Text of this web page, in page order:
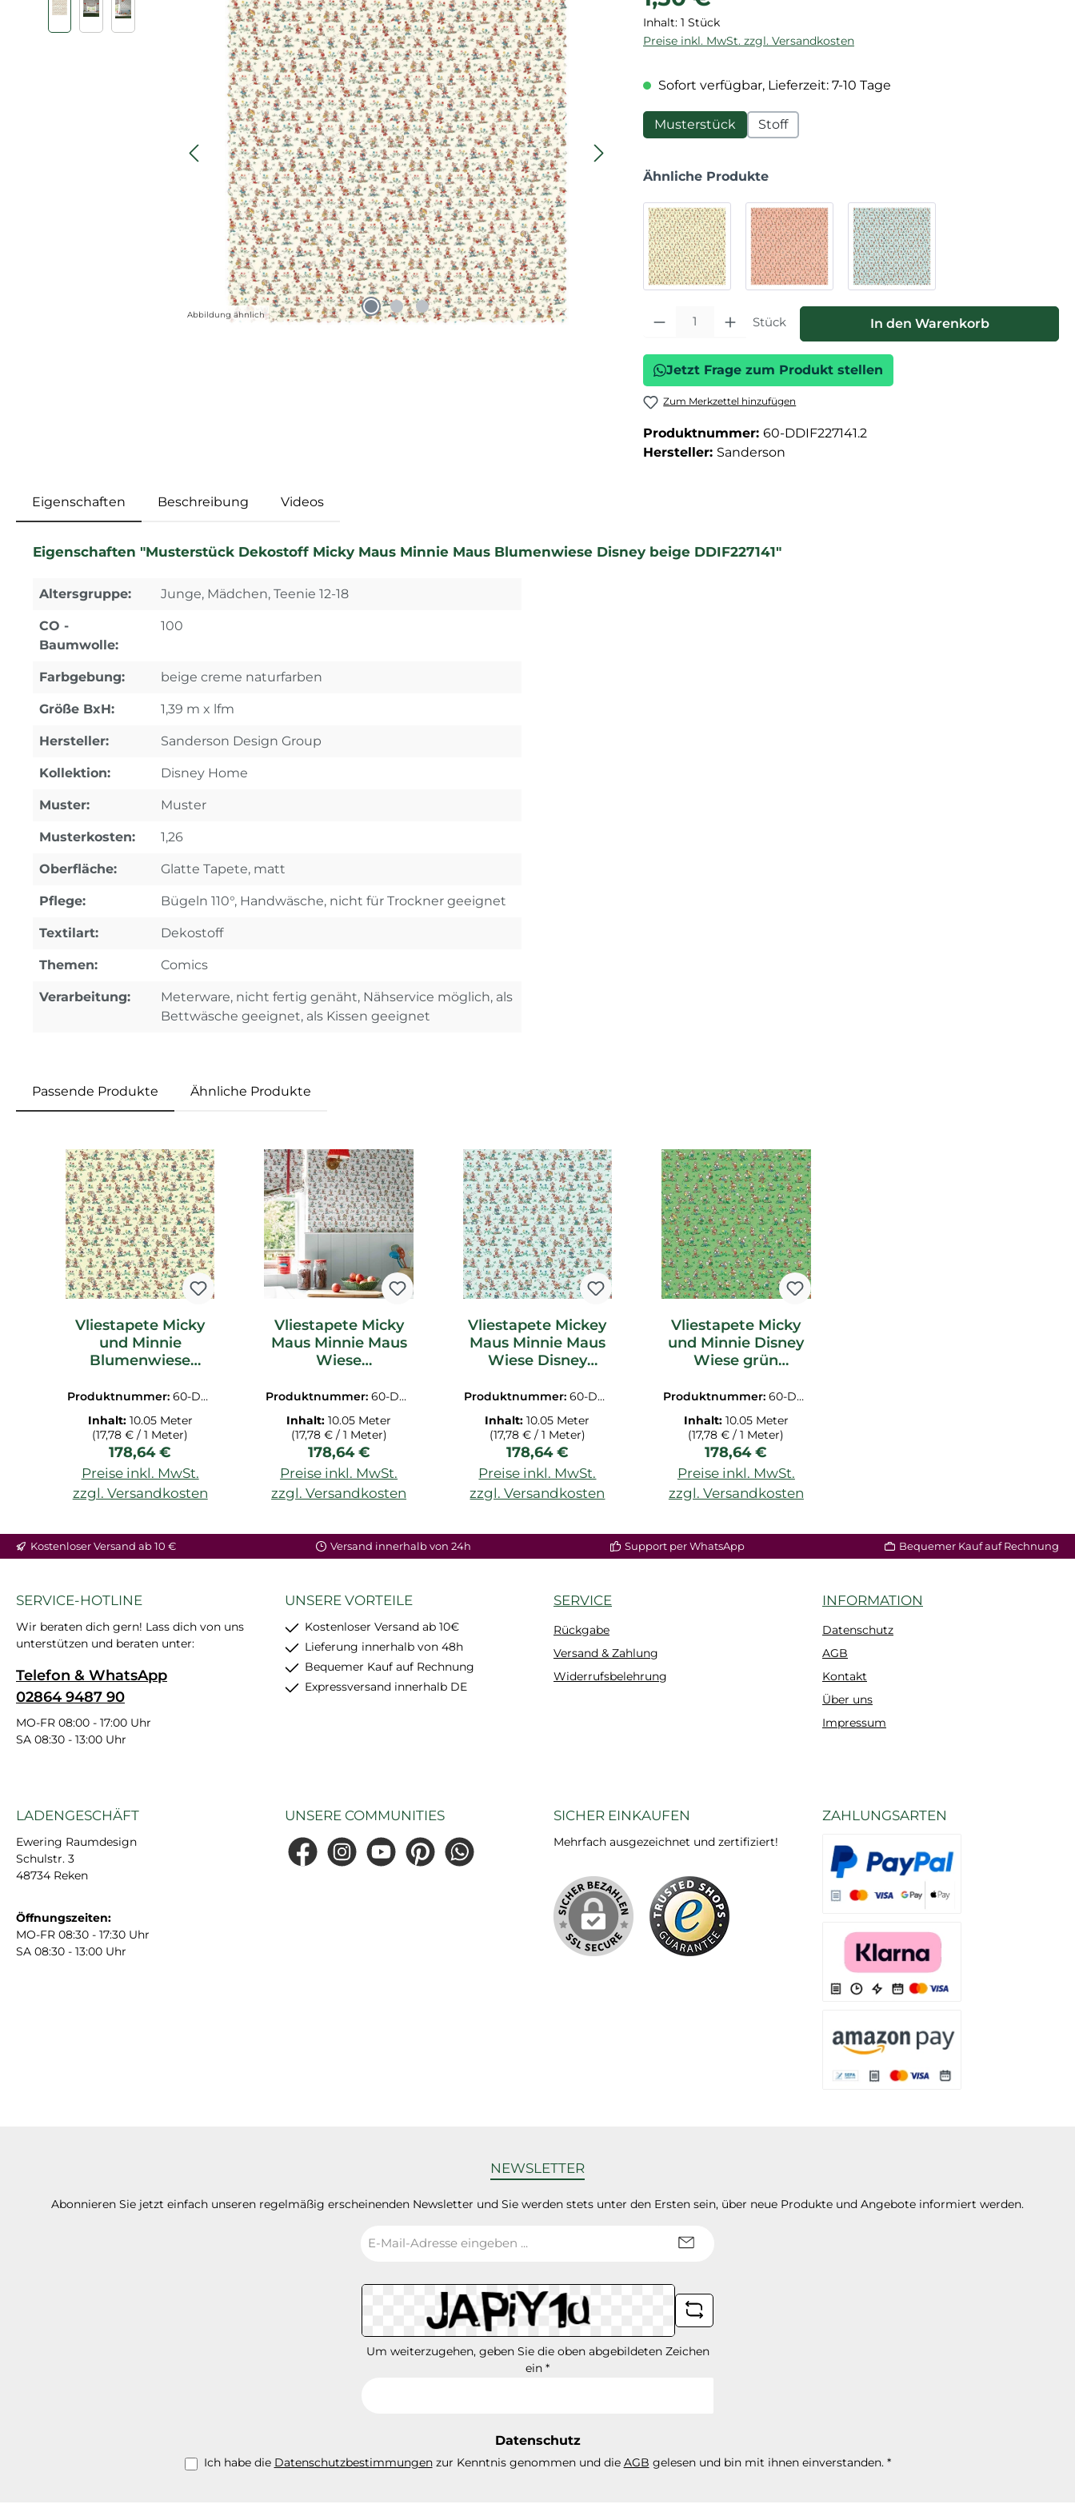
Abbildung ähnlich
Inhalt: 1 Stück
Preise inkl. MwSt. zzgl. Versandkosten
Sofort verfügbar, Lieferzeit: 7-10 Tage
Musterstück Stoff
Ähnliche Produkte
Produkt Anzahl: Gib den gewünschten Wert ein oder benutze die
Stück In den Warenkorb
Jetzt Frage zum Produkt stellen
Zum Merkzettel hinzufügen
Produktnummer: 60-DDIF227141.2
Hersteller: Sanderson
Eigenschaften Beschreibung Videos
Eigenschaften "Musterstück Dekostoff Micky Maus Minnie Maus Blumenwiese Disney beige DDIF227141"
Altersgruppe: Junge, Mädchen, Teenie 12-18
CO -
Baumwolle:
100
Farbgebung: beige creme naturfarben
Größe BxH: 1,39 m x lfm
Hersteller: Sanderson Design Group
Kollektion: Disney Home
Muster: Muster
Musterkosten: 1,26
Oberfläche: Glatte Tapete, matt
Pflege: Bügeln 110°, Handwäsche, nicht für Trockner geeignet
Textilart: Dekostoff
Themen: Comics
Verarbeitung:
Meterware, nicht fertig genäht, Nähservice möglich, als
Bettwäsche geeignet, als Kissen geeignet
Passende Produkte Ähnliche Produkte
Vliestapete Micky
und Minnie
Blumenwiese
DDIW217262
Produktnummer: 60-DDI
W217262.1M
Inhalt: 10.05 Meter
(17,78 € / 1 Meter)
Regulärer Preis:
178,64 €
Preise inkl. MwSt.
zzgl. Versandkosten
Vliestapete Micky
Maus Minnie Maus
Wiese
weiß DDIW217263
Produktnummer:60-DDI
W217263.1M
Inhalt:10.05 Meter
(17,78 € / 1 Meter)
Regulärer Preis:
178,64 €
Preise inkl. MwSt.
zzgl. Versandkosten
Vliestapete Mickey
Maus Minnie Maus
Wiese Disney
DDIW217264
Produktnummer:60-DDI
W217264.1M
Inhalt:10.05 Meter
(17,78 € / 1 Meter)
Regulärer Preis:
178,64 €
Preise inkl. MwSt.
zzgl. Versandkosten
Vliestapete Micky
und Minnie Disney
Wiese grün
Produktnummer: 60-DDI
W217265.1M
Inhalt: 10.05 Meter
(17,78 € / 1 Meter)
Regulärer Preis:
178,64 €
Preise inkl. MwSt.
zzgl. Versandkosten
Kostenloser Versand ab 10 € Versand innerhalb von 24h Support per WhatsApp Bequemer Kauf auf Rechnung
SERVICE-HOTLINE
Wir beraten dich gern! Lass dich von uns
unterstützen und beraten unter:
Telefon & WhatsApp
02864 9487 90
MO-FR 08:00 - 17:00 Uhr
SA 08:30 - 13:00 Uhr
UNSERE VORTEILE
Kostenloser Versand ab 10€
Lieferung innerhalb von 48h
Bequemer Kauf auf Rechnung
Expressversand innerhalb DE
SERVICE
Rückgabe
Versand & Zahlung
Widerrufsbelehrung
INFORMATION
Datenschutz
AGB
Kontakt
Über uns
Impressum
LADENGESCHÄFT
Ewering Raumdesign
Schulstr. 3
48734 Reken
Öffnungszeiten:
MO-FR 08:30 - 17:30 Uhr
SA 08:30 - 13:00 Uhr
UNSERE COMMUNITIES
FacebookInstagramYouTubePinterestWhatsApp
SICHER EINKAUFEN
Mehrfach ausgezeichnet und zertifiziert!
ZAHLUNGSARTEN
NEWSLETTER
Abonnieren Sie jetzt einfach unseren regelmäßig erscheinenden Newsletter und Sie werden stets unter den Ersten sein, über neue Produkte und Angebote informiert werden.
Mail-
*
Um weiterzugehen, geben Sie die oben abgebildeten Zeichen
ein *
Datenschutz
Ich habe die Datenschutzbestimmungenzur Kenntnis genommen und die AGB gelesen und bin mit ihnen einverstanden. *